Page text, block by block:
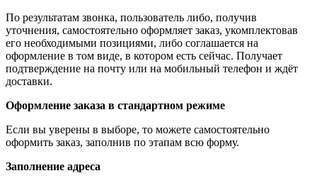
По результатам звонка, пользователь либо, получив
уточнения, самостоятельно оформляет заказ, укомплектовав
его необходимыми позициями, либо соглашается на
оформление в том виде, в котором есть сейчас. Получает
подтверждение на почту или на мобильный телефон и ждёт
доставки.
Оформление заказа в стандартном режиме
Если вы уверены в выборе, то можете самостоятельно
оформить заказ, заполнив по этапам всю форму.
Заполнение адреса